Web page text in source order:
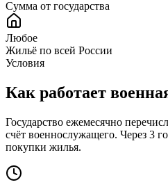
Сумма от государства
Любое
Жильё по всей России
Условия
Как работает
Государство ежемесячно
счёт военнослужащего. Через 3
покупки жилья.